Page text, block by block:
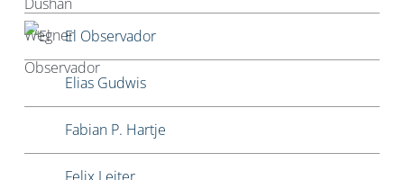
El Observador
Elias Gudwis
Fabian P. Hartje